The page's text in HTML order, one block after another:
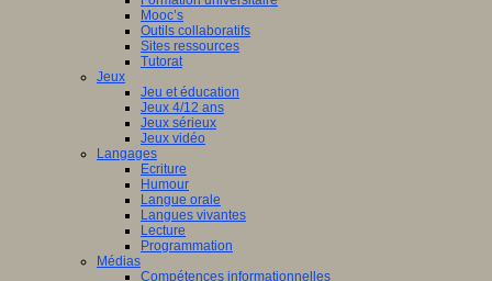
Mooc’s
Outils collaboratifs
Sites ressources
Tutorat
Jeux
Jeu et éducation
Jeux 4/12 ans
Jeux sérieux
Jeux vidéo
Langages
Ecriture
Humour
Langue orale
Langues vivantes
Lecture
Programmation
Médias
Compétences informationnelles